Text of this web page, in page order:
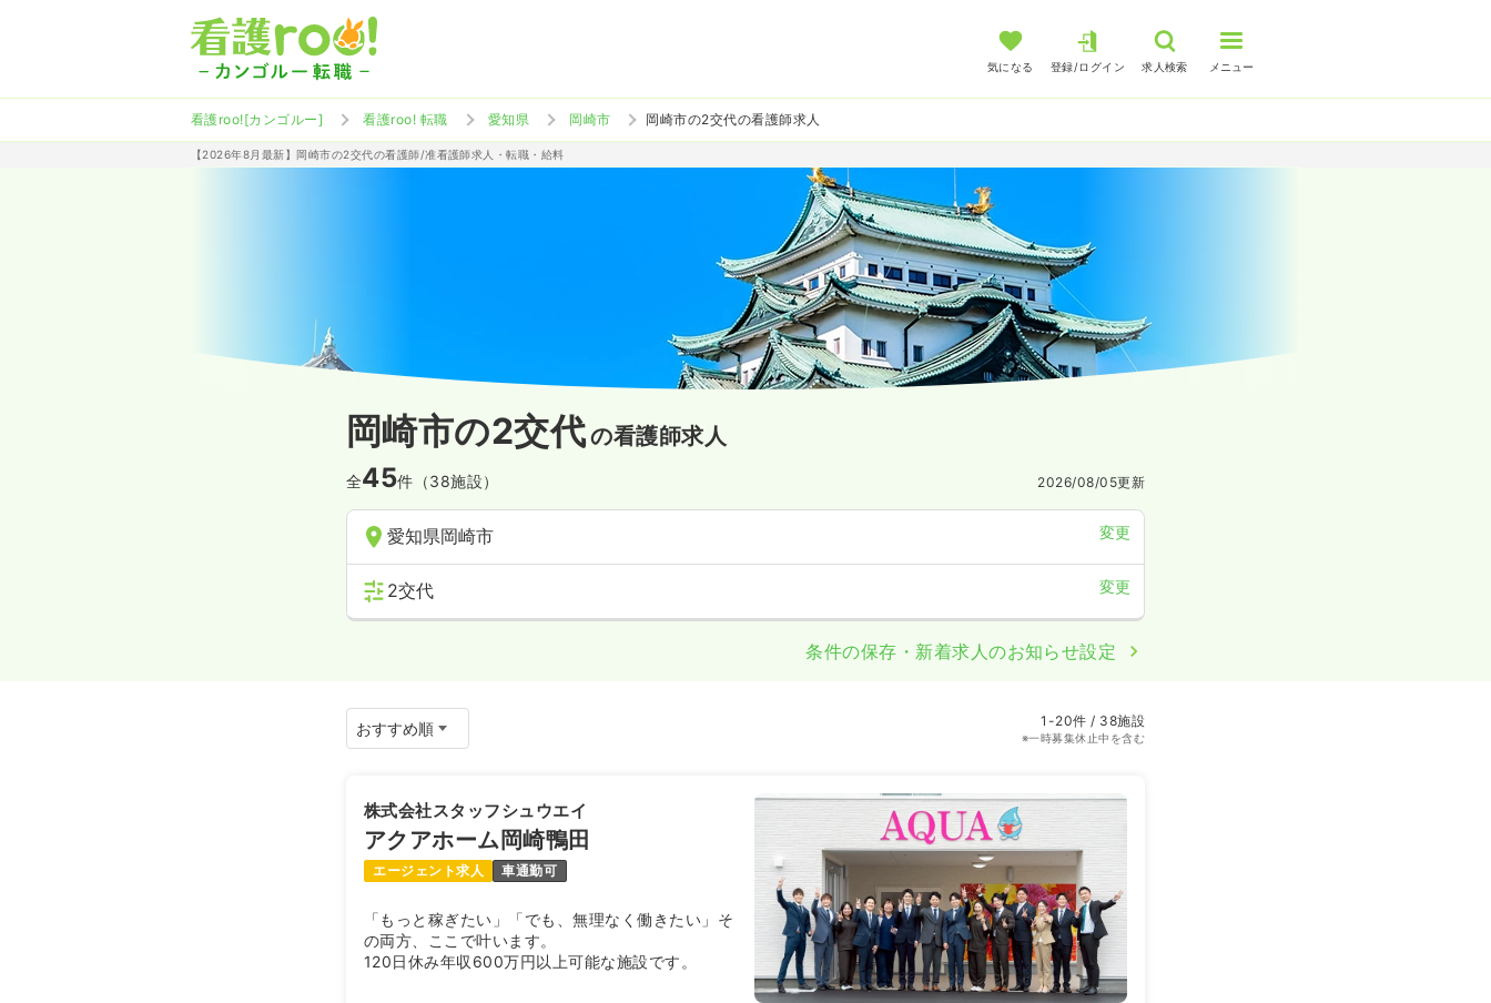
気になる 登録/ログイン 求人検索 メニュー
看護roo![カンゴルー] 看護roo! 転職 愛知県 岡崎市 岡崎市の2交代の看護師求人
【2026年8月最新】岡崎市の2交代の看護師/准看護師求人・転職・給料
岡崎市の2交代の看護師求人
全45件（38施設） 2026/08/05更新
愛知県岡崎市 変更
2交代 変更
条件の保存・新着求人のお知らせ設定
1-20件 / 38施設
※一時募集休止中を含む
株式会社スタッフシュウエイ
アクアホーム岡崎鴨田
エージェント求人 車通勤可
「もっと稼ぎたい」「でも、無理なく働きたい」そ
の両方、ここで叶います。
120日休み年収600万円以上可能な施設です。